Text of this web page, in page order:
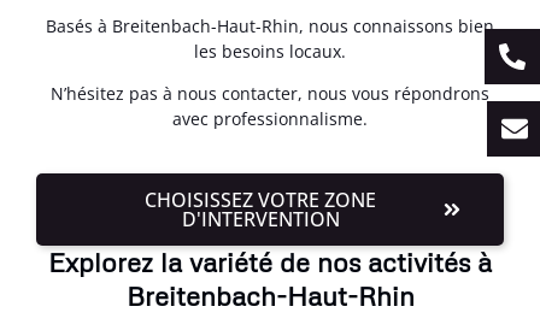
Basés à Breitenbach-Haut-Rhin, nous connaissons bien
les besoins locaux.
N’hésitez pas à nous contacter, nous vous répondrons
avec professionnalisme.
CHOISISSEZ VOTRE ZONE
D'INTERVENTION
Explorez la variété de nos activités à
Breitenbach-Haut-Rhin